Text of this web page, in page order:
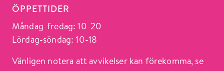
ÖPPETTIDER
Måndag-fredag: 10-20
Lördag-söndag: 10-18
Vänligen notera att avvikelser kan förekomma, se